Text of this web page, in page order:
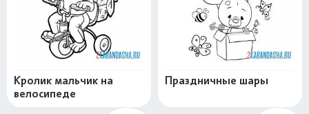
Кролик мальчик на
велосипеде
Праздничные шары